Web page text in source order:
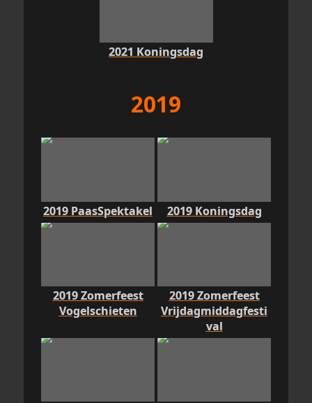
2021 Koningsdag
2019
2019 PaasSpektakel 2019 Koningsdag
2019 Zomerfeest
Vogelschieten
2019 Zomerfeest
Vrijdagmiddagfesti
val